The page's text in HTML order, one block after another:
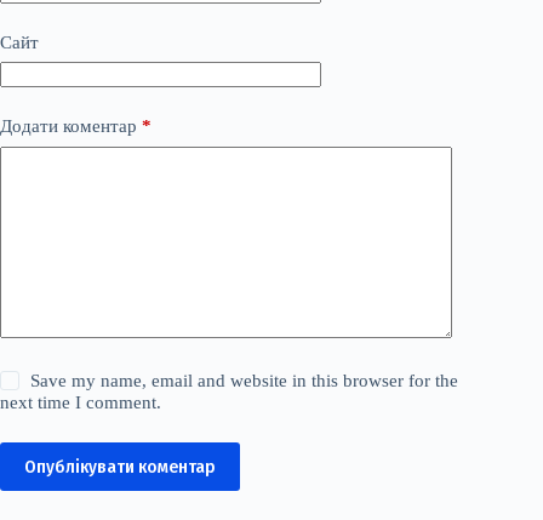
Сайт
Додати коментар *
Save my name, email and website in this browser for the
next time I comment.
Опублікувати коментар